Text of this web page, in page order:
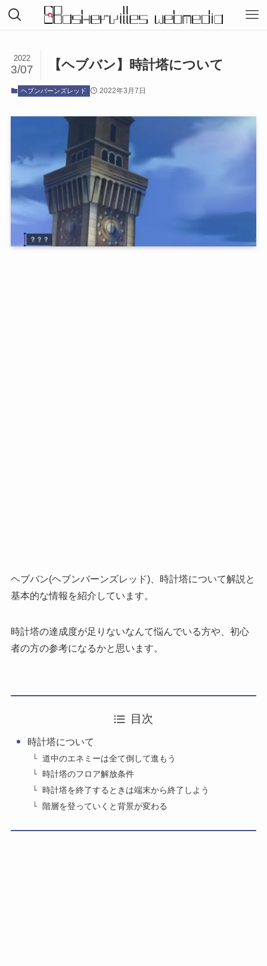
【ヘブバン】時計塔について
2022
3/07
ヘブンバーンズレッド 2022年3月7日
ヘブバン(ヘブンバーンズレッド)、時計塔について解説と
基本的な情報を紹介しています。
時計塔の達成度が足りないなんて悩んでいる方や、初心
者の方の参考になるかと思います。
目次
時計塔について
道中のエネミーは全て倒して進もう
時計塔のフロア解放条件
時計塔を終了するときは端末から終了しよう
階層を登っていくと背景が変わる